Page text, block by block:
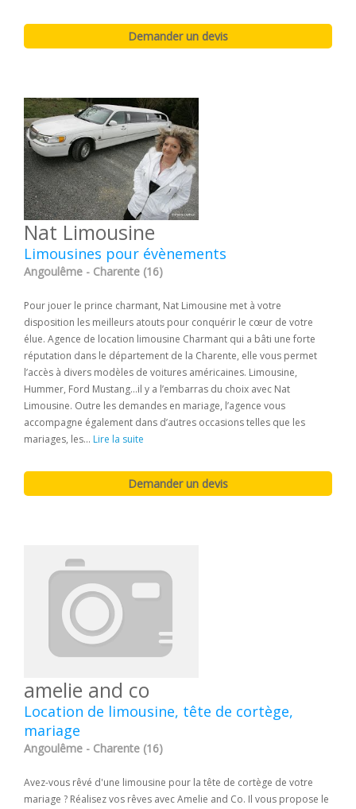
Nat Limousine
Limousines pour évènements
Angoulême - Charente (16)
Pour jouer le prince charmant, Nat Limousine met à votre
disposition les meilleurs atouts pour conquérir le cœur de votre
élue. Agence de location limousine Charmant qui a bâti une forte
réputation dans le département de la Charente, elle vous permet
l’accès à divers modèles de voitures américaines. Limousine,
Hummer, Ford Mustang…il y a l’embarras du choix avec Nat
Limousine. Outre les demandes en mariage, l’agence vous
accompagne également dans d’autres occasions telles que les
mariages, les... Lire la suite
amelie and co
Location de limousine, tête de cortège,
mariage
Angoulême - Charente (16)
Avez-vous rêvé d'une limousine pour la tête de cortège de votre
mariage ? Réalisez vos rêves avec Amelie and Co. Il vous propose le